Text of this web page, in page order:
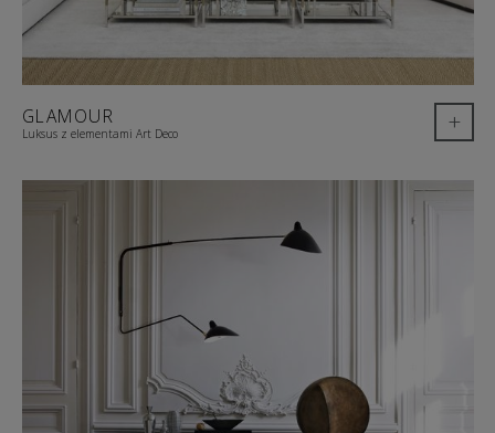
GLAMOUR
Luksus z elementami Art Deco +